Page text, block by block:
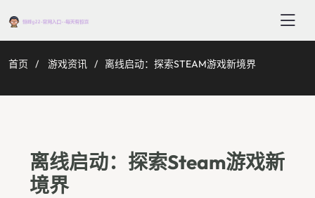
首页 游戏资讯 离线启动：探索STEAM游戏新境界
离线启动：探索Steam游戏新
境界